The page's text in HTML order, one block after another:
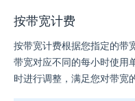
按带宽计费
按带宽计费根据您指定的带
带宽对应不同的每小时使用
时进行调整，满足您对带宽